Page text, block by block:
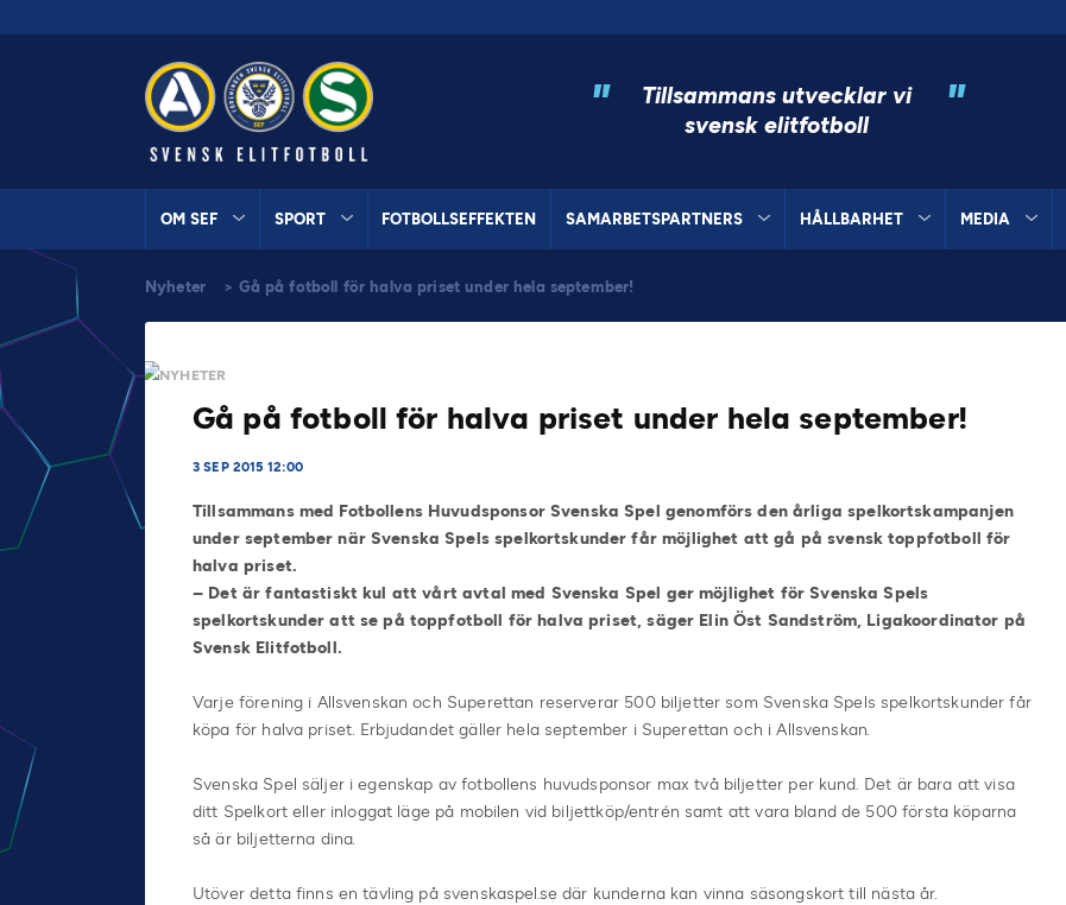
"
Tillsammans utvecklar vi
svensk elitfotboll
"
OM SEF SPORT FOTBOLLSEFFEKTEN SAMARBETSPARTNERS HÅLLBARHET MEDIA
Nyheter > Gå på fotboll för halva priset under hela september!
NYHETER
Gå på fotboll för halva priset under hela september!
3 SEP 2015 12:00
Tillsammans med Fotbollens Huvudsponsor Svenska Spel genomförs den årliga spelkortskampanjen
under september när Svenska Spels spelkortskunder får möjlighet att gå på svensk toppfotboll för
halva priset.
– Det är fantastiskt kul att vårt avtal med Svenska Spel ger möjlighet för Svenska Spels
spelkortskunder att se på toppfotboll för halva priset, säger Elin Öst Sandström, Ligakoordinator på
Svensk Elitfotboll.
Varje förening i Allsvenskan och Superettan reserverar 500 biljetter som Svenska Spels spelkortskunder får
köpa för halva priset. Erbjudandet gäller hela september i Superettan och i Allsvenskan.
Svenska Spel säljer i egenskap av fotbollens huvudsponsor max två biljetter per kund. Det är bara att visa
ditt Spelkort eller inloggat läge på mobilen vid biljettköp/entrén samt att vara bland de 500 första köparna
så är biljetterna dina.
Utöver detta finns en tävling på svenskaspel.se där kunderna kan vinna säsongskort till nästa år.